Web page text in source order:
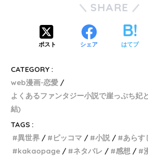
SHARE
ポスト シェア はてブ
CATEGORY :
web漫画-恋愛
よくあるファンタジー小説で崖っぷち妃
結)
TAGS :
異世界
ピッコマ 小説
あらす
kakaopage
ネタバレ 感想